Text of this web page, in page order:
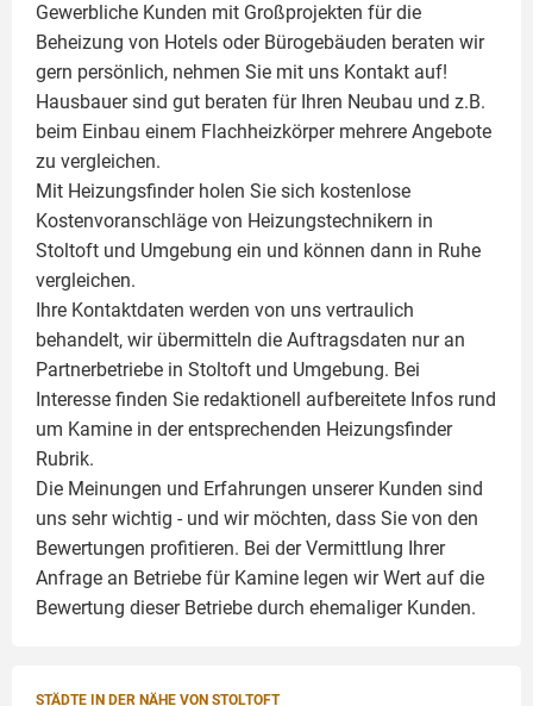
Gewerbliche Kunden mit Großprojekten für die
Beheizung von Hotels oder Bürogebäuden beraten wir
gern persönlich, nehmen Sie mit uns Kontakt auf!
Hausbauer sind gut beraten für Ihren Neubau und z.B.
beim Einbau einem Flachheizkörpermehrere Angebote
zu vergleichen.
Mit Heizungsfinder holen Sie sich kostenlose
Kostenvoranschläge von Heizungstechnikern in
Stoltoft und Umgebung ein und können dann in Ruhe
vergleichen.
Ihre Kontaktdaten werden von uns vertraulich
behandelt, wir übermitteln die Auftragsdaten nur an
Partnerbetriebe in Stoltoft und Umgebung. Bei
Interesse finden Sie redaktionell aufbereitete Infos rund
um Kamine in der entsprechenden Heizungsfinder
Rubrik.
Die Meinungen und Erfahrungen unserer Kunden sind
uns sehr wichtig - und wir möchten, dass Sie von den
Bewertungen profitieren. Bei der Vermittlung Ihrer
Anfrage an Betriebe für Kamine legen wir Wert auf die
Bewertung dieser Betriebe durch ehemaliger Kunden.
STÄDTE IN DER NÄHE VON STOLTOFT